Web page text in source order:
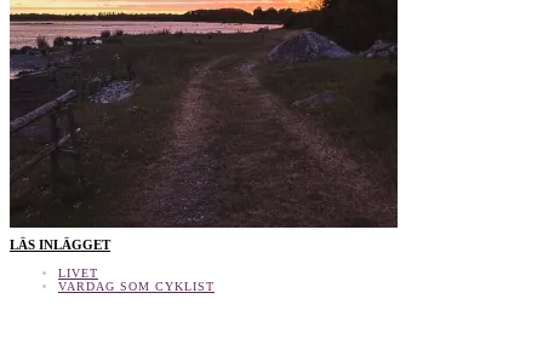
LÄS INLÄGGET
LIVET
VARDAG SOM CYKLIST